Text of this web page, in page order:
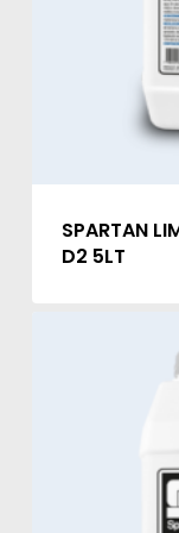
SPARTAN
D2 5LT